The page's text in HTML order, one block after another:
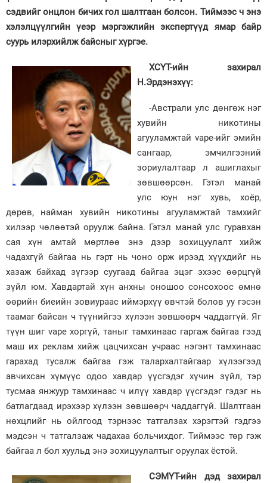
сэдвийг онцлон бичих гол шалтгаан болсон. Тиймээс ч энэ
хэлэлцүүлгийн үеэр мэргэжлийн экспертүүд ямар байр
суурь илэрхийлж байсныг хүргэе.
ХСҮТ-ийн захирал
Н.Эрдэнэхүү:
-Австрали улс дөнгөж нэг
хувийн никотины
агууламжтай vape-ийг эмийн
сангаар, эмчилгээний
зориулалтаар л ашиглахыг
зөвшөөрсөн. Гэтэл манай
улс юун нэг хувь, хоёр,
дөрөв, найман хувийн никотины агууламжтай тамхийг
хилээр чөлөөтэй оруулж байна. Гэтэл манай улс гуравхан
сая хүн амтай мөртлөө энэ дээр зохицуулалт хийж
чадахгүй байгаа нь гэрт нь чоно орж ирээд хүүхдийг нь
хазаж байхад зүгээр суугаад байгаа эцэг эхээс өөрцгүй
зүйл юм. Хавдартай хүн анхны оношоо сонсохоос өмнө
өөрийн биеийн зовиураас иймэрхүү өвчтэй болов уу гэсэн
таамаг байсан ч түүнийгээ хүлээн зөвшөөрч чаддаггүй. Яг
түүн шиг vape хоргүй, таныг тамхинаас гаргаж байгаа гээд
маш их реклам хийж цацчихсан учраас нэгэнт тамхинаас
гарахад тусалж байгаа гэж талархалтайгаар хүлээгээд
авчихсан хүмүүс одоо хавдар үүсгэдэг хүчин зүйл, тэр
тусмаа янжуур тамхинаас ч илүү хавдар үүсгэдэг гэдэг нь
батлагдаад ирэхээр хүлээн зөвшөөрч чаддаггүй. Шалтгаан
нөхцлийг нь ойлгоод тэрнээс татгалзах хэрэгтэй гэдгээ
мэдсэн ч татгалзаж чадахаа больчихдог. Тиймээс төр гэж
байгаа л бол хуульд энэ зохицуулалтыг оруулах ёстой.
СЭМҮТ-ийн дэд захирал